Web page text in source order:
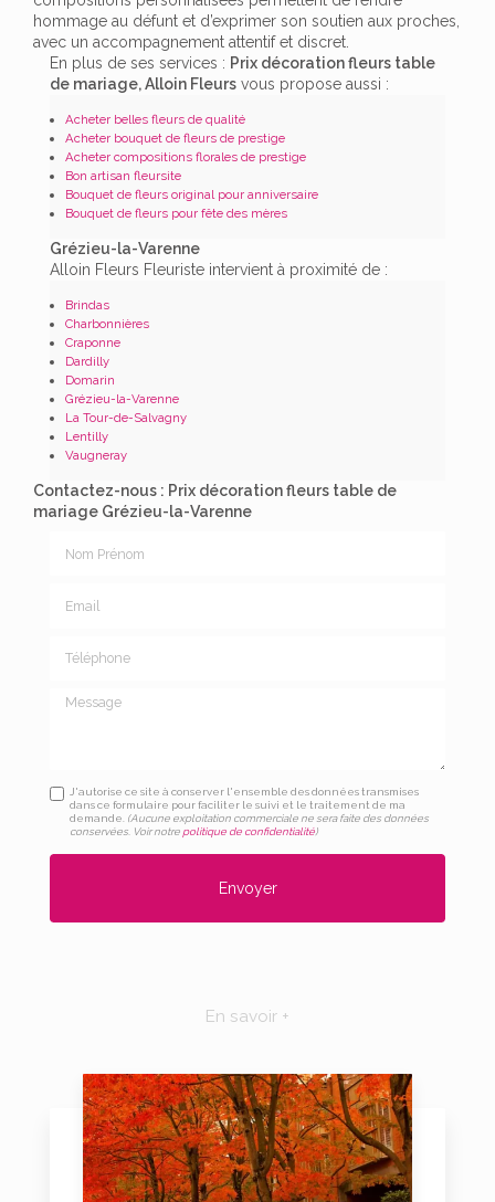
hommage au défunt et d’exprimer son soutien aux proches,
avec un accompagnement attentif et discret.
En plus de ses services : Prix décoration fleurs table
de mariage, Alloin Fleurs vous propose aussi :
Acheter belles fleurs de qualité
Acheter bouquet de fleurs de prestige
Acheter compositions florales de prestige
Bon artisan fleursite
Bouquet de fleurs original pour anniversaire
Bouquet de fleurs pour fête des mères
Grézieu-la-Varenne
Alloin Fleurs Fleuriste intervient à proximité de :
Brindas
Charbonnières
Craponne
Dardilly
Domarin
Grézieu-la-Varenne
La Tour-de-Salvagny
Lentilly
Vaugneray
Contactez-nous : Prix décoration fleurs table de
mariage Grézieu-la-Varenne
Message
J'autorise ce site à conserver l'ensemble des données transmises
dans ce formulaire pour faciliter le suivi et le traitement de ma
demande. (Aucune exploitation commerciale ne sera faite des données
conservées. Voir notre politique de confidentialité)
En savoir +